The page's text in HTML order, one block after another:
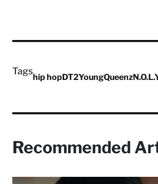
Tags
hip hopDT2YoungQueenz
Recommended